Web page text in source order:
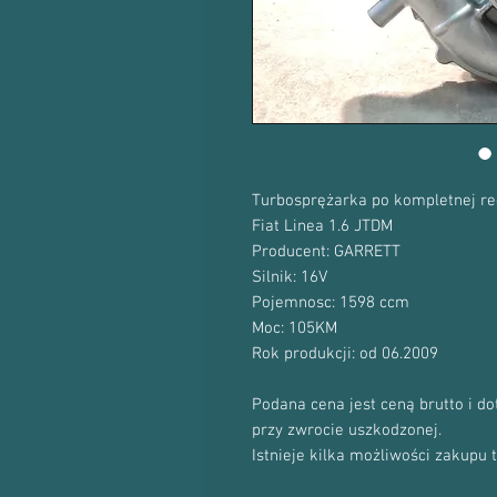
Turbosprężarka po kompletnej
Fiat Linea 1.6 JTDM
Producent: GARRETT
Silnik: 16V
Pojemnosc: 1598 ccm
Moc: 105KM
Rok produkcji: od 06.2009
Podana cena jest ceną brutto i
przy zwrocie uszkodzonej.
Istnieje kilka możliwości zakupu